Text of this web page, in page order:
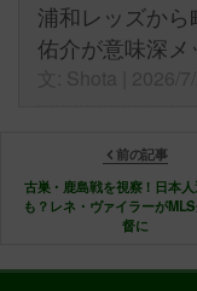
浦和レッズか
佑介が意味深メ
前の記事
古巣・鹿島戦を視察！日本
も？レネ・ヴァイラーが
督に